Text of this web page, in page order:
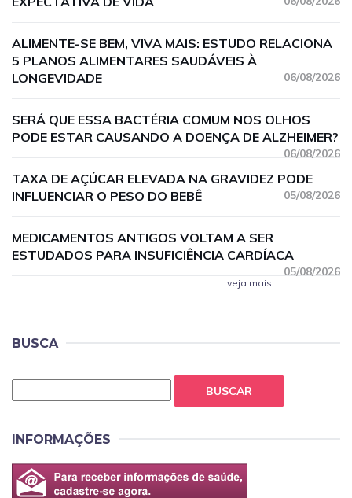
ALIMENTE-SE BEM, VIVA MAIS: ESTUDO RELACIONA
5 PLANOS ALIMENTARES SAUDÁVEIS À
LONGEVIDADE
06/08/2026
SERÁ QUE ESSA BACTÉRIA COMUM NOS OLHOS
PODE ESTAR CAUSANDO A DOENÇA DE ALZHEIMER?
06/08/2026
TAXA DE AÇÚCAR ELEVADA NA GRAVIDEZ PODE
INFLUENCIAR O PESO DO BEBÊ
05/08/2026
MEDICAMENTOS ANTIGOS VOLTAM A SER
ESTUDADOS PARA INSUFICIÊNCIA CARDÍACA
05/08/2026
veja mais
BUSCA
BUSCAR
INFORMAÇÕES